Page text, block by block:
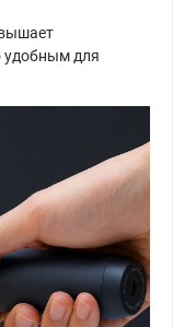
удобным для